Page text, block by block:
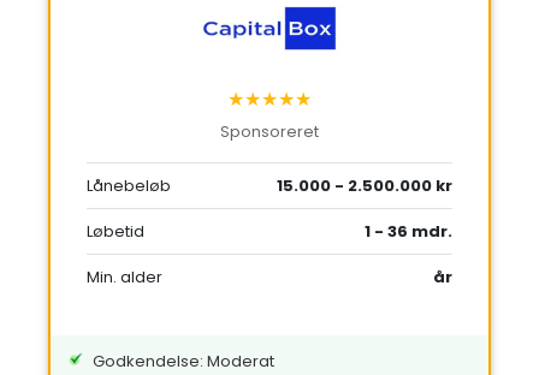
★★★★★
Sponsoreret
Lånebeløb
15.000 - 2.500.000 kr
Løbetid
1 - 36 mdr.
Min. alder
år
Godkendelse: Moderat